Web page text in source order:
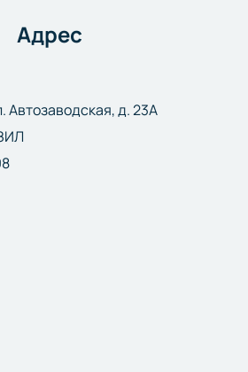
Адрес
Автозаводская, д. 23А